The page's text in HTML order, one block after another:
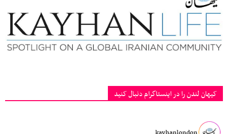
کیهان لندن را در اینستاگرام دنبال کنید